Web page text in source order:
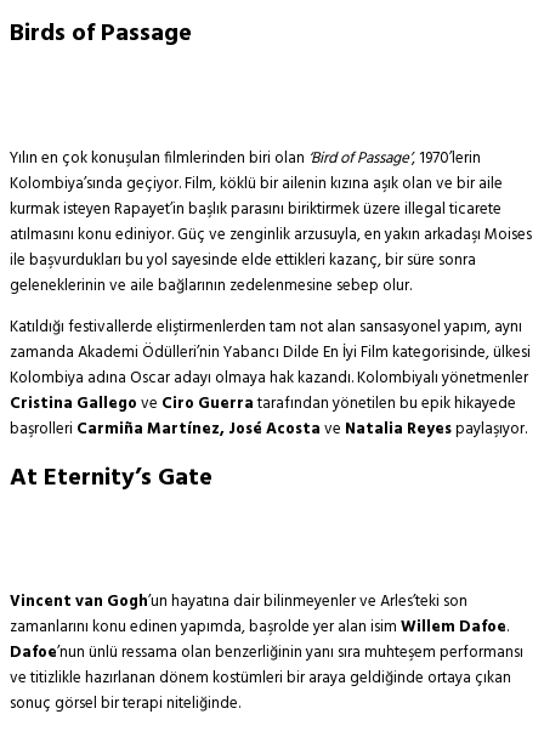
Birds of Passage
Yılın en çok konuşulan filmlerinden biri olan ‘Bird of Passage’, 1970’lerin
Kolombiya’sında geçiyor. Film, köklü bir ailenin kızına aşık olan ve bir aile
kurmak isteyen Rapayet’in başlık parasını biriktirmek üzere illegal ticarete
atılmasını konu ediniyor. Güç ve zenginlik arzusuyla, en yakın arkadaşı Moises
ile başvurdukları bu yol sayesinde elde ettikleri kazanç, bir süre sonra
geleneklerinin ve aile bağlarının zedelenmesine sebep olur.
Katıldığı festivallerde eliştirmenlerden tam not alan sansasyonel yapım, aynı
zamanda Akademi Ödülleri’nin Yabancı Dilde En İyi Film kategorisinde, ülkesi
Kolombiya adına Oscar adayı olmaya hak kazandı. Kolombiyalı yönetmenler
Cristina Gallegove Ciro Guerratarafından yönetilen bu epik hikayede
başrolleri Carmiña Martínez, José Acostave Natalia Reyespaylaşıyor.
At Eternity’s Gate
Vincent van Gogh’un hayatına dair bilinmeyenler ve Arles’teki son
zamanlarını konu edinen yapımda, başrolde yer alan isimWillem Dafoe.
Dafoe’nun ünlü ressama olan benzerliğinin yanı sıra muhteşem performansı
ve titizlikle hazırlanan dönem kostümleri bir araya geldiğinde ortaya çıkan
sonuç görsel bir terapi niteliğinde.